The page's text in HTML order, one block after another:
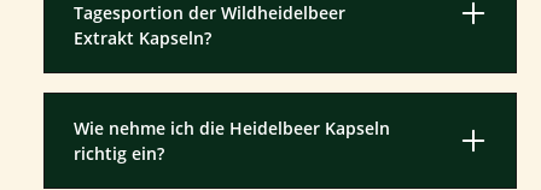
Tagesportion der Wildheidelbeer
Extrakt Kapseln?
Wie nehme ich die Heidelbeer Kapseln
richtig ein?